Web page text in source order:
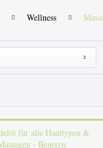
Wellness